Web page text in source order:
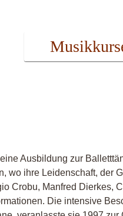
Ausbildung zur
wo ihre Leidenschaft, der
Crobu, Manfred Dierkes,
Die intensive